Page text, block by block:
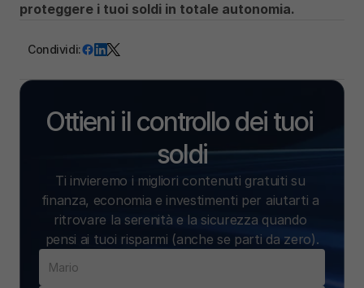
proteggere i tuoi soldi in totale autonomia.
Condividi:
Ottieni il controllo dei tuoi
soldi
Ti invieremo i migliori contenuti gratuiti su
finanza, economia e investimenti per aiutarti a
ritrovare la serenità e la sicurezza quando
pensi ai tuoi risparmi (anche se parti da zero).